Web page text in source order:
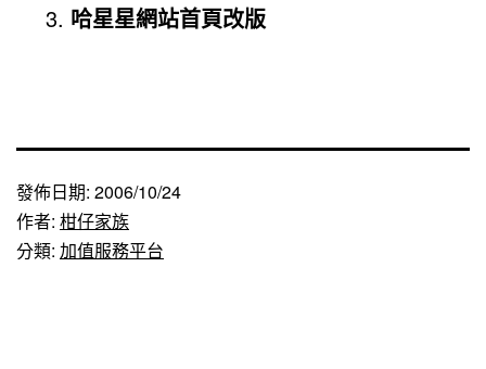
哈星星網站首頁改版
發佈日期: 2006/10/24
作者: 柑仔家族
分類: 加值服務平台